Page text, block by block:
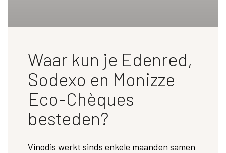
Waar kun je Edenred,
Sodexo en Monizze
Eco-Chèques
besteden?
Vinodis werkt sinds enkele maanden samen